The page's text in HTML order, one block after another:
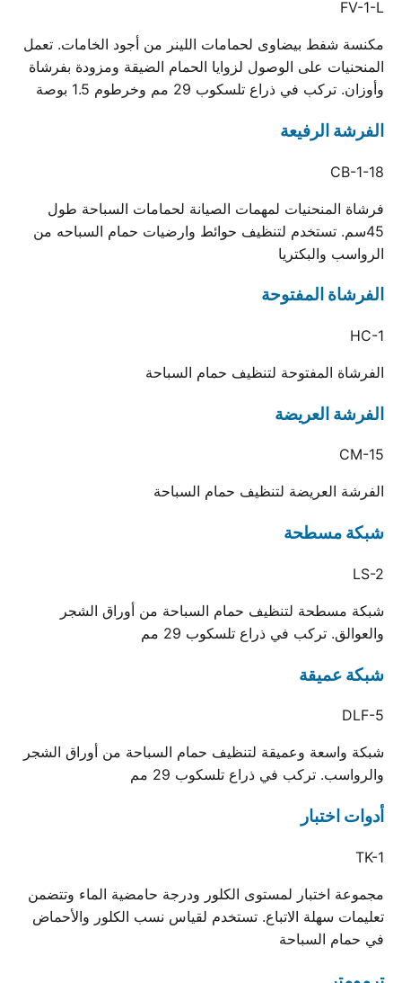
FV-1-L
مكنسة شفط بيضاوى لحمامات اللينر من أجود الخامات. تعمل
المنحنيات على الوصول لزوايا الحمام الضيقة ومزودة بفرشاة
وأوزان. تركب في ذراع تلسكوب 29 مم وخرطوم 1.5 بوصة
الفرشة الرفيعة
CB-1-18
فرشاة المنحنيات لمهمات الصيانة لحمامات السباحة طول
45سم. تستخدم لتنظيف حوائط وارضيات حمام السباحه من
الرواسب والبكتريا
الفرشاة المفتوحة
HC-1
الفرشاة المفتوحة لتنظيف حمام السباحة
الفرشة العريضة
CM-15
الفرشة العريضة لتنظيف حمام السباحة
شبكة مسطحة
LS-2
شبكة مسطحة لتنظيف حمام السباحة من أوراق الشجر
والعوالق. تركب في ذراع تلسكوب 29 مم
شبكة عميقة
DLF-5
شبكة واسعة وعميقة لتنظيف حمام السباحة من أوراق الشجر
والرواسب. تركب في ذراع تلسكوب 29 مم
أدوات اختبار
TK-1
مجموعة اختبار لمستوى الكلور ودرجة حامضية الماء وتتضمن
تعليمات سهلة الاتباع. تستخدم لقياس نسب الكلور والأحماض
في حمام السباحة